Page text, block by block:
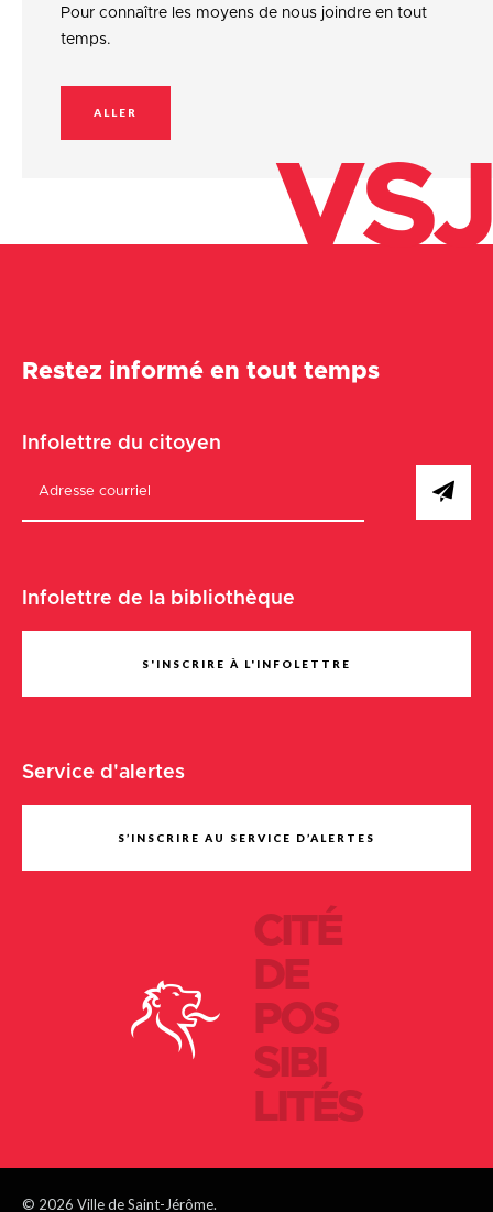
Pour connaître les moyens de nous joindre en tout
temps.
ALLER
VSJ
CITÉ
DE
POS
SIBI
LITÉS
Restez informé en tout temps
Infolettre du citoyen
Infolettre de la bibliothèque
S'INSCRIRE À L'INFOLETTRE
Service d'alertes
S’INSCRIRE AU SERVICE D’ALERTES
© 2026 Ville de Saint-Jérôme.